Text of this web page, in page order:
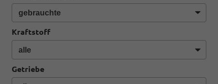
Kraftstoff
Getriebe